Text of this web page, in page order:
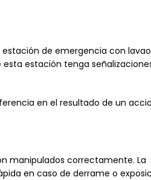
estación de emergencia con
estación tenga
en el resultado de un
manipulados correctamente. La
en caso de derrame o